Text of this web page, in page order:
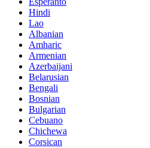
Hindi
Lao
Albanian
Amharic
Armenian
Azerbaijani
Belarusian
Bengali
Bosnian
Bulgarian
Cebuano
Chichewa
Corsican